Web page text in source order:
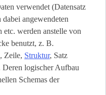
verwendet (Datensatz
angewendeten
etc. werden anstelle von
benutzt, z. B.
, Zeile, Struktur, Satz
Deren logischer Aufbau
Schemas der